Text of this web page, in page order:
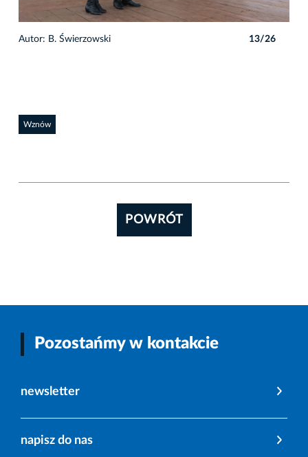
Autor: B. Świerzowski 13/26
Wznów
POWRÓT
Pozostańmy w kontakcie
newsletter
napisz do nas